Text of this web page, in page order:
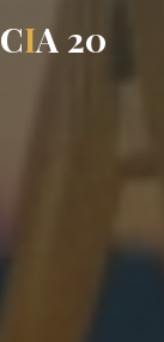
CIA 20